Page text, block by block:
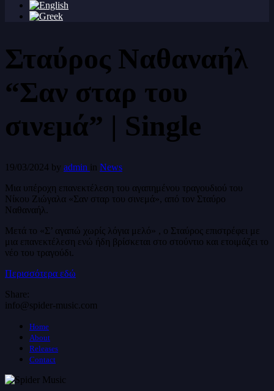
Σταύρος Ναθαναήλ
“Σαν σταρ του
σινεμά” | Single
19/03/2024 by admin in News
Μια υπέροχη επανεκτέλεση του αγαπημένου τραγουδιού του
Νίκου Ζιώγαλα «Σαν σταρ του σινεμά», από τον Σταύρο
Ναθαναήλ.
Μετά το «Σ’ αγαπώ χωρίς λόγια μελό» , ο Σταύρος επιστρέφει με
μια επανεκτέλεση ενώ ήδη βρίσκεται στο στούντιο και ετοιμάζει το
νέο του τραγούδι.
Περισσότερα εδώ
Share:
info@spider-music.com
Home
About
Releases
Contact